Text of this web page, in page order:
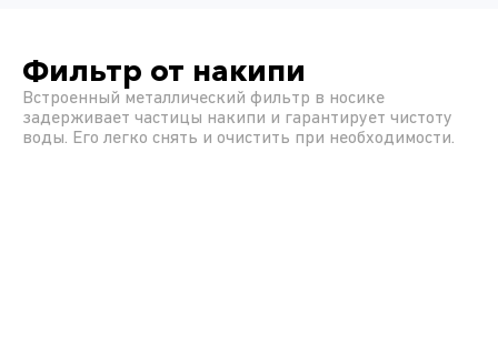
Фильтр от накипи
Встроенный металлический фильтр в носике
задерживает частицы накипи и гарантирует чистоту
воды. Его легко снять и очистить при необходимости.